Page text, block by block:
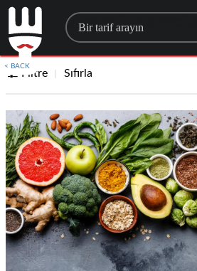
Search for a recipe
Filtre Sıfırla
< BACK